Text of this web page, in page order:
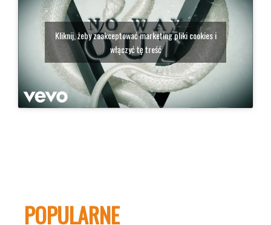
Kliknij, żeby zaakceptować marketing pliki cookies i
włączyć tę treść
POPULARNE